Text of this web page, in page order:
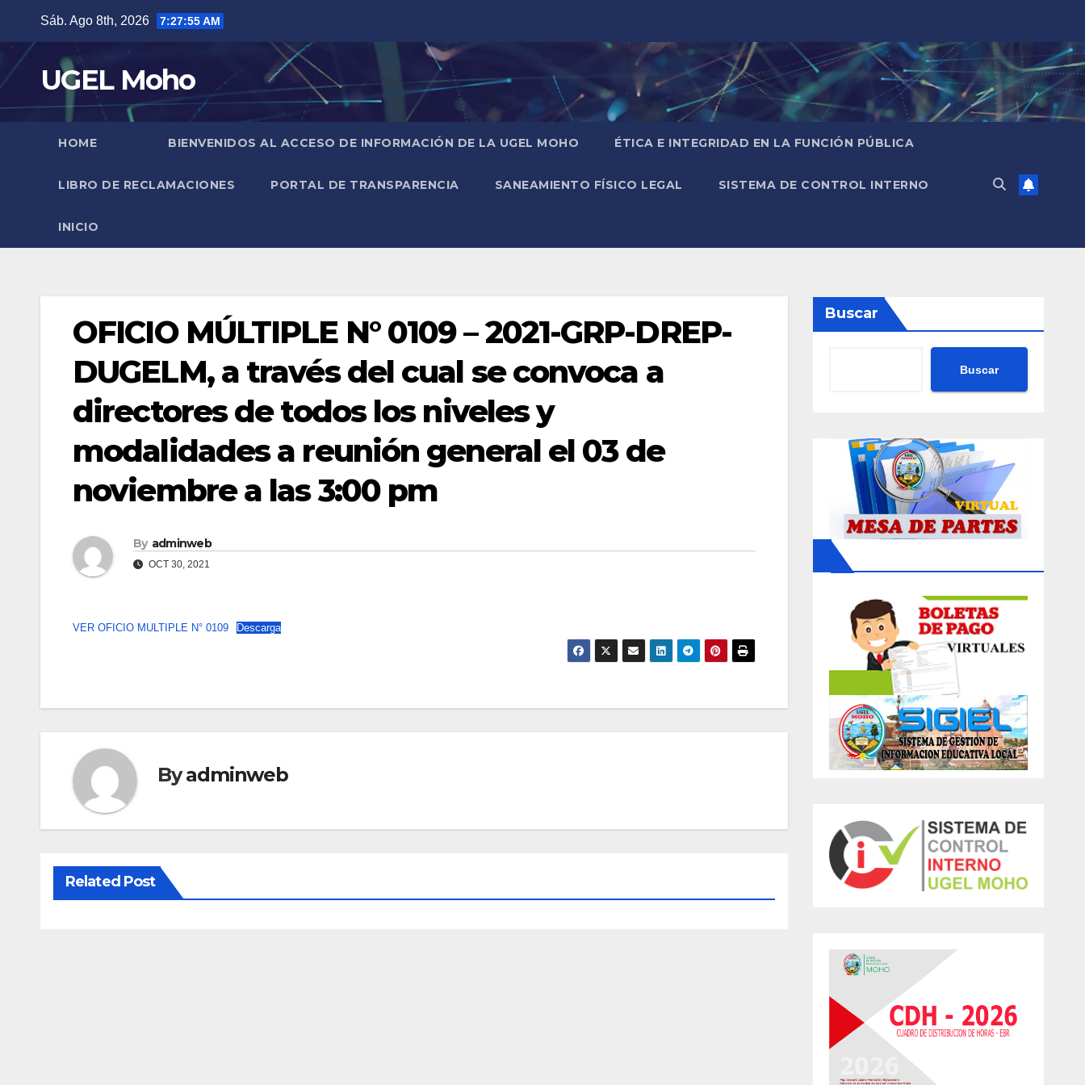
content
Sáb. Ago 8th, 2026 7:27:56 AM
UGEL Moho
HOME BIENVENIDOS AL ACCESO DE INFORMACIÓN DE LA UGEL MOHO ÉTICA E INTEGRIDAD EN LA FUNCIÓN PÚBLICA
LIBRO DE RECLAMACIONES PORTAL DE TRANSPARENCIA SANEAMIENTO FÍSICO LEGAL SISTEMA DE CONTROL INTERNO
INICIO
OFICIO MÚLTIPLE N° 0109 – 2021-GRP-DREP-
DUGELM, a través del cual se convoca a
directores de todos los niveles y
modalidades a reunión general el 03 de
noviembre a las 3:00 pm
By adminweb
OCT 30, 2021
VER OFICIO MULTIPLE N° 0109 Descarga
Byadminweb
Related Post
Buscar
Buscar